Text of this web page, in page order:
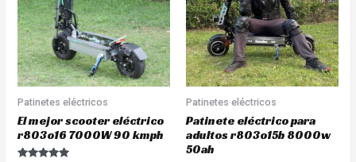
Patinetes eléctricos
El mejor scooter eléctrico
r803o16 7000W 90 kmph
Patinetes eléctricos
Patinete eléctrico para
adultos r803o15b 8000w
50ah